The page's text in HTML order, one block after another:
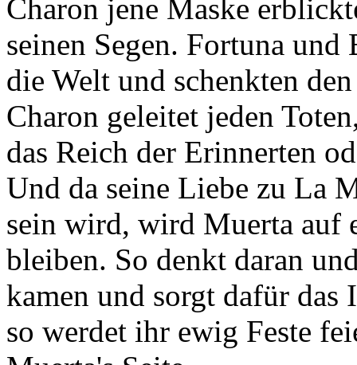
Charon jene Maske
seinen Segen. Fortuna
die Welt und schenkten
Charon geleitet jeden
das Reich der Erinnerten
Und da seine Liebe zu La
sein wird, wird Muerta auf
bleiben. So denkt daran
kamen und sorgt dafür das
so werdet ihr ewig Feste